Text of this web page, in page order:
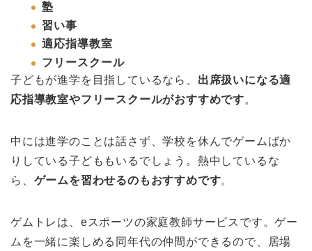
塾
習い事
適応指導教室
フリースクール
子どもが進学を目指しているなら、 出席扱いになる適
応指導教室やフリースクールがおすすめです。
中には進学のことは話さず、学校を休んでゲームばか
りしている子どももいるでしょう。熱中しているな
ら、 ゲームを習わせるのもおすすめです。
ゲムトレは、eスポーツの家庭教師サービスです。ゲー
ムを一緒に楽しめる同年代の仲間ができるので、居場